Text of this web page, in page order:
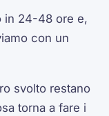
in 24-48 ore e,
con un
svolto restano
torna a fare i